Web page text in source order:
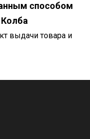
способом
Колба
выдачи товара и